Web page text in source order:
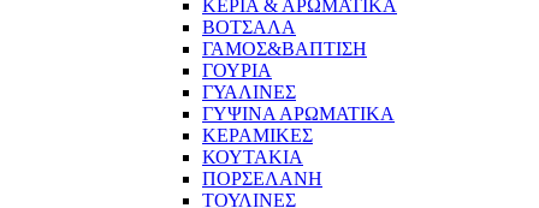
ΚΕΡΙΑ & ΑΡΩΜΑΤΙΚΑ
ΒΟΤΣΑΛΑ
ΓΑΜΟΣ&ΒΑΠΤΙΣΗ
ΓΟΥΡΙΑ
ΓΥΑΛΙΝΕΣ
ΓΥΨΙΝΑ ΑΡΩΜΑΤΙΚΑ
ΚΕΡΑΜΙΚΕΣ
ΚΟΥΤΑΚΙΑ
ΠΟΡΣΕΛΑΝΗ
ΤΟΥΛΙΝΕΣ